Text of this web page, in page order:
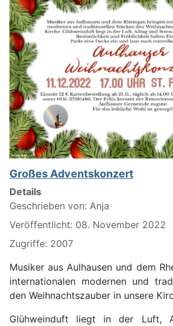
Großes Adventskonzert
Details
Geschrieben von: Anja
Veröffentlicht: 08. November 2022
Zugriffe: 2007
Musiker aus Aulhausen und dem
internationalen modernen und
den Weihnachtszauber in unsere
Glühweinduft liegt in der Luft,